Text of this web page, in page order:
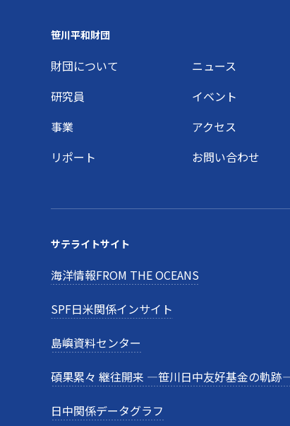
Footer
笹川平和財団
財団について
ニュース
研究員
イベント
事業
アクセス
リポート
お問い合わせ
サテライトサイト
海洋情報FROM THE OCEANS
SPF日米関係インサイト
島嶼資料センター
碩果累々 継往開来 —笹川日中友好基金の軌跡
日中関係データグラフ